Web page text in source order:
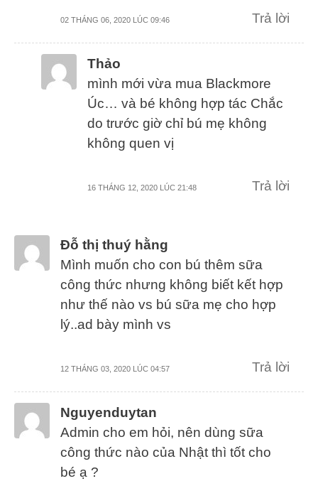
02 THÁNG 06, 2020 LÚC 09:46 Trả lời
Thảo
mình mới vừa mua Blackmore
Úc… và bé không hợp tác Chắc
do trước giờ chỉ bú mẹ không
không quen vị
16 THÁNG 12, 2020 LÚC 21:48 Trả lời
Đỗ thị thuý hằng
Mình muốn cho con bú thêm sữa
công thức nhưng không biết kết hợp
như thế nào vs bú sữa mẹ cho hợp
lý..ad bày mình vs
12 THÁNG 03, 2020 LÚC 04:57 Trả lời
Nguyenduytan
Admin cho em hỏi, nên dùng sữa
công thức nào của Nhật thì tốt cho
bé ạ ?